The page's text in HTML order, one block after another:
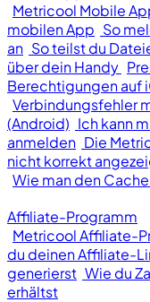
Metricool Mobile
mobilen App So
an So teilst du
über dein Handy
Berechtigungen auf
Verbindungsfehler
(Android) Ich kann
anmelden Die
nicht korrekt
Wie man den
Affiliate-Programm
Metricool Affiliate-
du deinen Affiliate-
generierst Wie du
erhältst